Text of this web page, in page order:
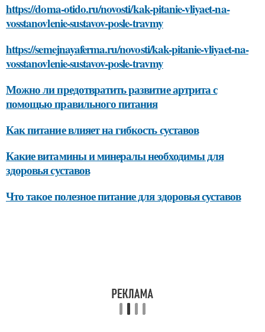
https://doma-otido.ru/novosti/kak-pitanie-vliyaet-na-
vosstanovlenie-sustavov-posle-travmy
https://semejnayaferma.ru/novosti/kak-pitanie-vliyaet-na-
vosstanovlenie-sustavov-posle-travmy
Можно ли предотвратить развитие артрита с
помощью правильного питания
Как питание влияет на гибкость суставов
Какие витамины и минералы необходимы для
здоровья суставов
Что такое полезное питание для здоровья суставов